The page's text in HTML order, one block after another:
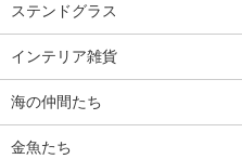
ステンドグラス
インテリア雑貨
海の仲間たち
金魚たち